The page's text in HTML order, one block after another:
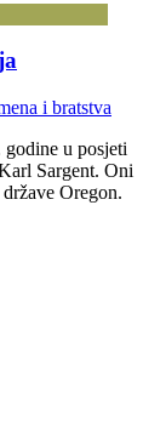
i bratstva
u posjeti
Sargent. Oni
Oregon.